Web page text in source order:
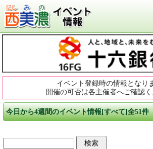
イベント登録時の情報となり
開催の可否は各主催者へご確認く
今日から4週間のイベント情報[すべて]全